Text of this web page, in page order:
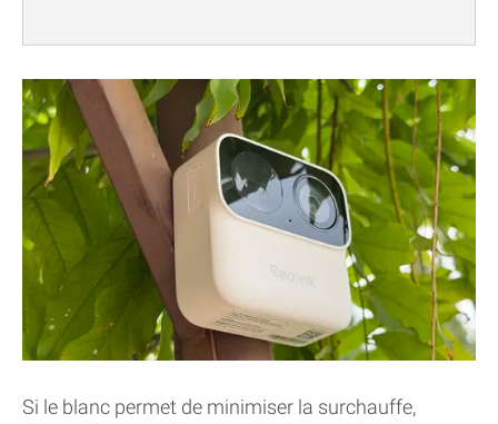
Si le blanc permet de minimiser la surchauffe,